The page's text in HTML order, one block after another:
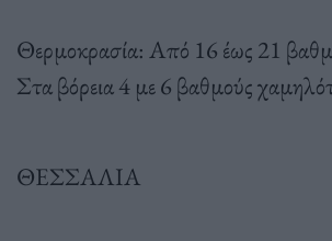
Θερμοκρασία: Από 16 έως 21
Στα βόρεια 4 με 6 βαθμούς
ΘΕΣΣΑΛΙΑ